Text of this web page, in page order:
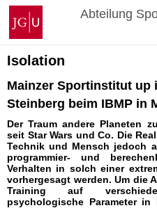
Zum
Inhalt
springen
Johannes
Gutenberg-
Universität
Mainz
Abteilung
Isolation
Mainzer Sportinstitut up
Steinberg beim IBMP in
Der Traum andere Planeten
seit Star Wars und Co. Die
Technik und Mensch jedoch
programmier- und
Verhalten in solch einer
vorhergesagt werden. Um die
Training auf
psychologische Parameter